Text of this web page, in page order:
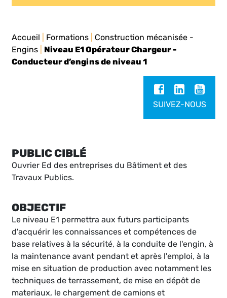
Accueil Formations
Construction mécanisée -
Engins
Niveau E1 Opérateur Chargeur -
Conducteur d’engins de niveau 1
SUIVEZ-NOUS
PUBLIC CIBLÉ
Ouvrier Ed des entreprises du Bâtiment et des
Travaux Publics.
OBJECTIF
Le niveau E1 permettra aux futurs participants
d'acquérir les connaissances et compétences de
base relatives à la sécurité, à la conduite de l'engin, à
la maintenance avant pendant et après l'emploi, à la
mise en situation de production avec notamment les
techniques de terrassement, de mise en dépôt de
materiaux, le chargement de camions et